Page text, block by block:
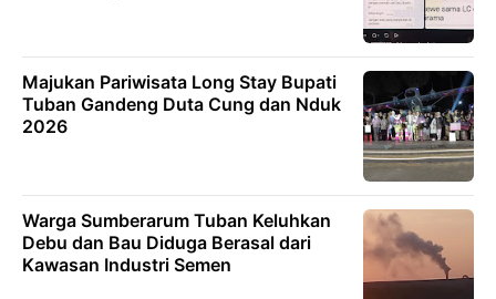
Majukan Pariwisata Long Stay Bupati
Tuban Gandeng Duta Cung dan Nduk
2026
Warga Sumberarum Tuban Keluhkan
Debu dan Bau Diduga Berasal dari
Kawasan Industri Semen